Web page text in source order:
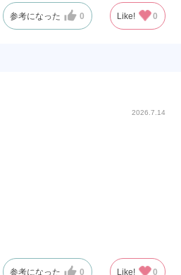
参考になった 0 Like! 0
2026.7.14
参考になった 0 Like! 0